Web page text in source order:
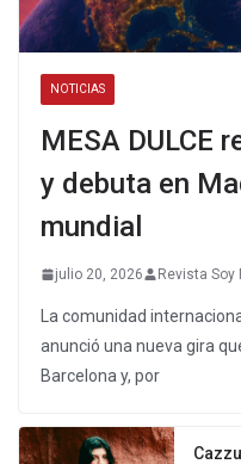
NOTICIAS
MESA DULCE
y debuta en
mundial
julio 20, 2026 Revista Soy
La comunidad
anunció una nueva gira
Barcelona y, por